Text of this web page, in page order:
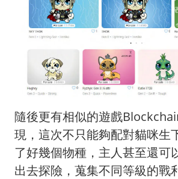
隨後更有相似的遊戲
現，這次不只能夠配對貓咪生
了好幾個物種，主人甚至還可
出去探險，蒐集不同等級的戰